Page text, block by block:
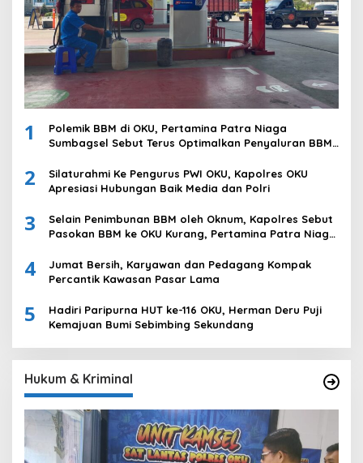
1
Polemik BBM di OKU, Pertamina Patra Niaga
Sumbagsel Sebut Terus Optimalkan Penyaluran BBM
Komering Ulu
2
Silaturahmi Ke Pengurus PWI OKU, Kapolres OKU
Apresiasi Hubungan Baik Media dan Polri
3
Selain Penimbunan BBM oleh Oknum, Kapolres Sebut
Pasokan BBM ke OKU Kurang, Pertamina Patra Niaga
4
Jumat Bersih, Karyawan dan Pedagang Kompak
Percantik Kawasan Pasar Lama
5
Hadiri Paripurna HUT ke-116 OKU, Herman Deru Puji
Kemajuan Bumi Sebimbing Sekundang
Hukum & Kriminal